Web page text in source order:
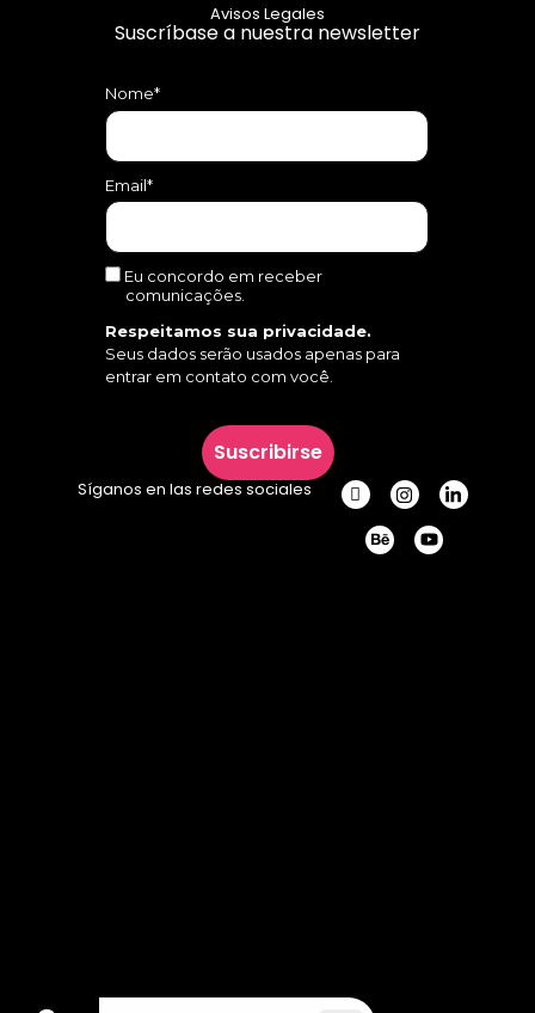
Avisos Legales
Suscríbase a nuestra newsletter
Nome*
Email*
Eu concordo em receber
comunicações.
Respeitamos sua privacidade.
Seus dados serão usados apenas para
entrar em contato com você.
Suscribirse
Síganos en las redes sociales